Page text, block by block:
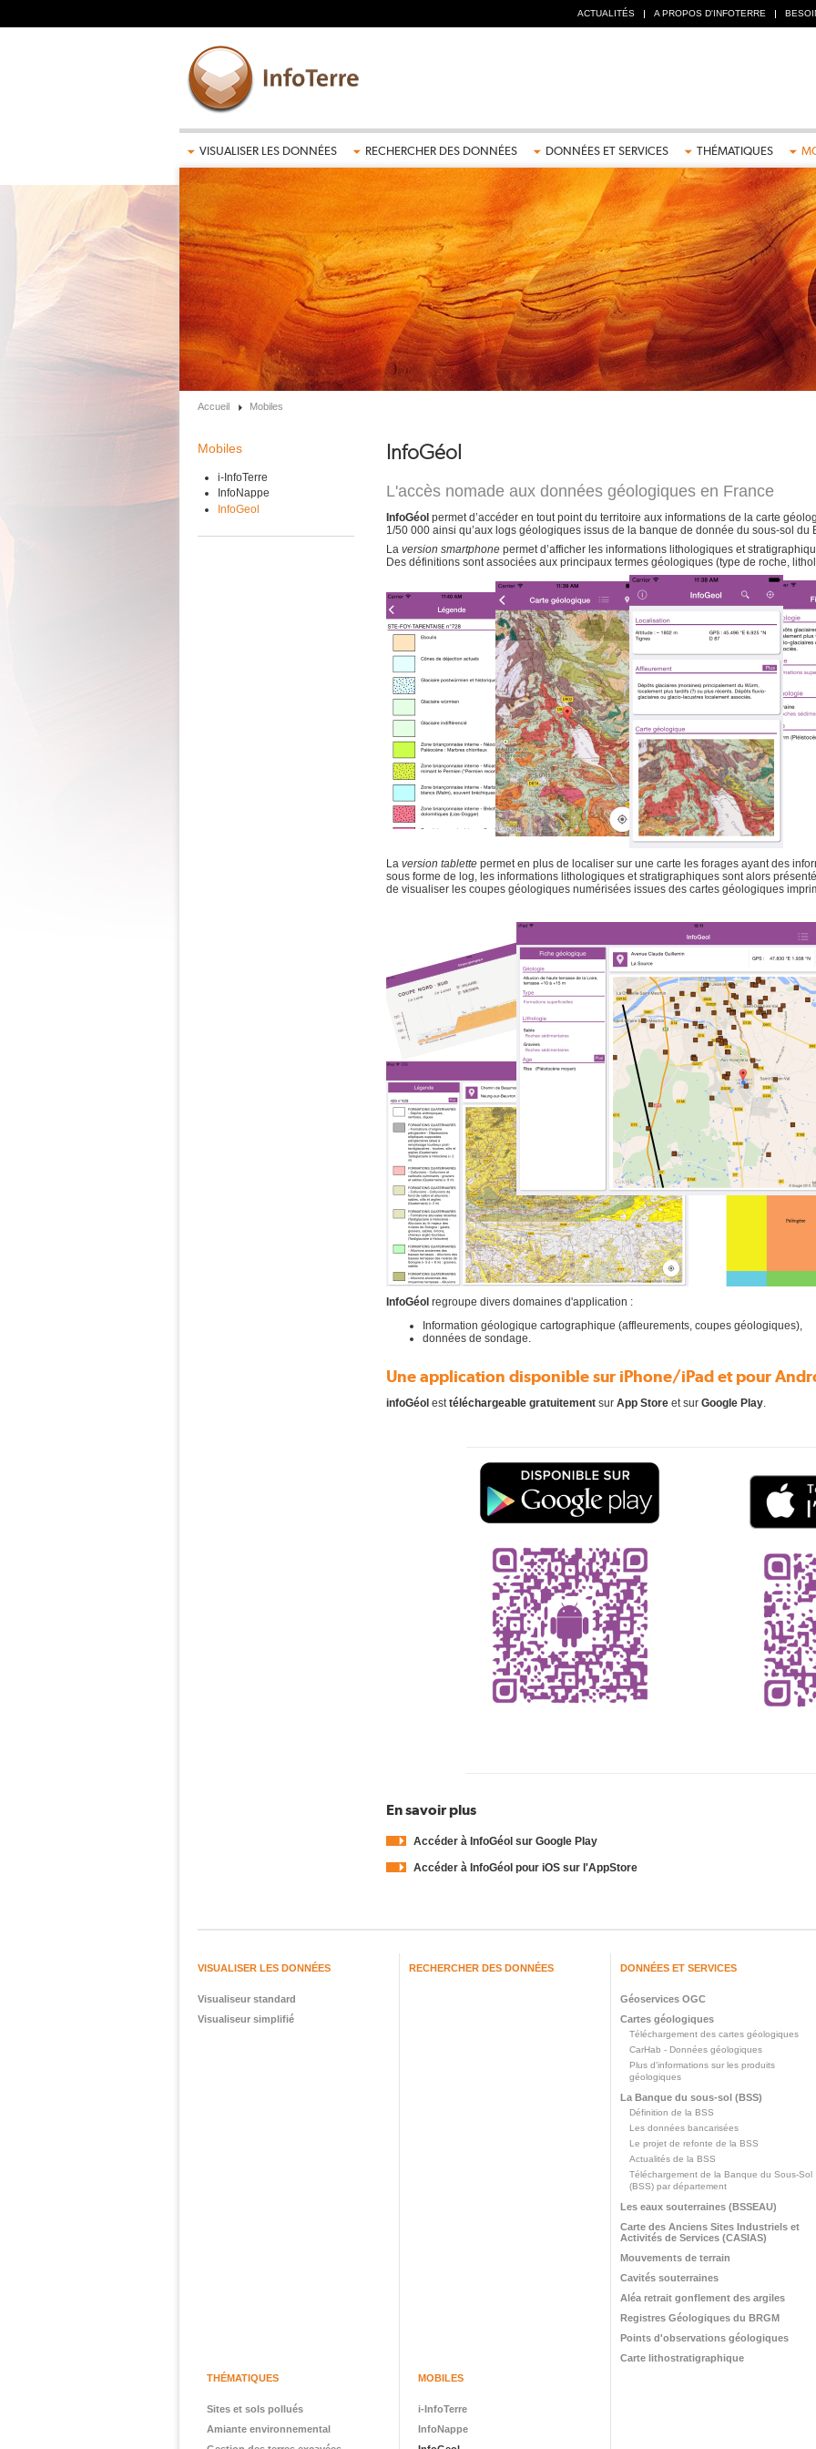
ACTUALITÉS A PROPOS D'INFOTERRE
VISUALISER LES DONNÉES RECHERCHER DES DONNÉES DONNÉES ET SERVICES THÉMATIQUES
Accueil Mobiles
Mobiles
i-InfoTerre
InfoNappe
InfoGeol
InfoGéol
L'accès nomade aux données géologiques en France
InfoGéol permet d’accéder en tout point du territoire aux informations de la carte
1/50 000 ainsi qu’aux logs géologiques issus de la banque de donnée du sous-sol du
La version smartphone permet d’afficher les informations lithologiques et
Des définitions sont associées aux principaux termes géologiques (type de roche,
La version tablette permet en plus de localiser sur une carte les forages ayant des
sous forme de log, les informations lithologiques et stratigraphiques sont alors
de visualiser les coupes géologiques numérisées issues des cartes géologiques
InfoGéol regroupe divers domaines d'application :
Information géologique cartographique (affleurements, coupes géologiques),
données de sondage.
Une application disponible sur iPhone/iPad et pour
infoGéol esttéléchargeable gratuitement sur App Store et sur Google Play.
En savoir plus
Accéder à InfoGéol sur Google Play
Accéder à InfoGéol pour iOS sur l'AppStore
VISUALISER LES DONNÉES
Visualiseur standard
Visualiseur simplifié
RECHERCHER DES DONNÉES DONNÉES ET SERVICES
Géoservices OGC
Cartes géologiques
Téléchargement des cartes géologiques
CarHab - Données géologiques
Plus d'informations sur les produits
géologiques
La Banque du sous-sol (BSS)
Définition de la BSS
Les données bancarisées
Le projet de refonte de la BSS
Actualités de la BSS
Téléchargement de la Banque du Sous-Sol
(BSS) par département
Les eaux souterraines (BSSEAU)
Carte des Anciens Sites Industriels et
Activités de Services (CASIAS)
Mouvements de terrain
Cavités souterraines
Aléa retrait gonflement des argiles
Registres Géologiques du BRGM
Points d'observations géologiques
Carte lithostratigraphique
THÉMATIQUES
Sites et sols pollués
Amiante environnemental
MOBILES
i-InfoTerre
InfoNappe